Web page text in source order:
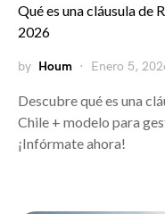
Qué es una cláusula
2026
by Houm Enero 5,
Descubre qué es una
Chile + modelo para
¡Infórmate ahora!